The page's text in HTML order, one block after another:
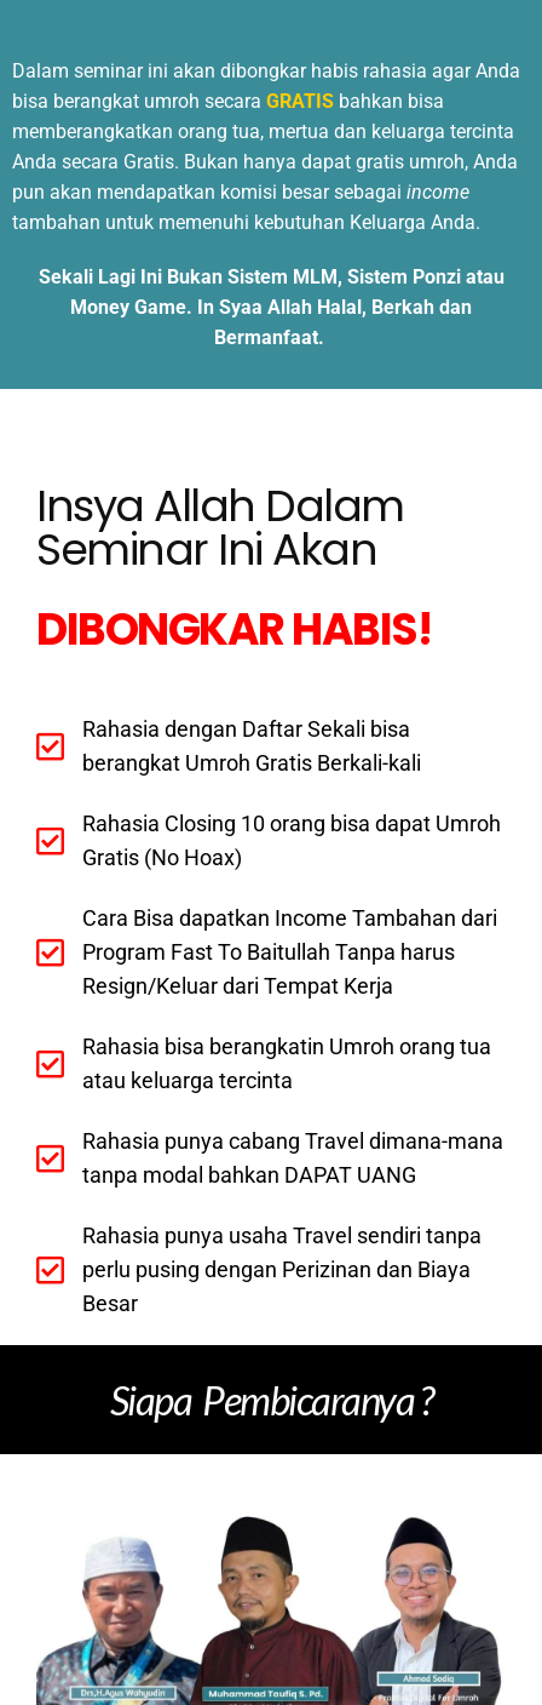
Dalam seminar ini akan dibongkar habis rahasia agar Anda
bisa berangkat umroh secara GRATIS bahkan bisa
memberangkatkan orang tua, mertua dan keluarga tercinta
Anda secara Gratis. Bukan hanya dapat gratis umroh, Anda
pun akan mendapatkan komisi besar sebagai income
tambahan untuk memenuhi kebutuhan Keluarga Anda.
Sekali Lagi Ini Bukan Sistem MLM, Sistem Ponzi atau
Money Game. In Syaa Allah Halal, Berkah dan
Bermanfaat.
Insya Allah Dalam
Seminar Ini Akan
DIBONGKAR HABIS!
Rahasia dengan Daftar Sekali bisa
berangkat Umroh Gratis Berkali-kali
Rahasia Closing 10 orang bisa dapat Umroh
Gratis (No Hoax)
Cara Bisa dapatkan Income Tambahan dari
Program Fast To Baitullah Tanpa harus
Resign/Keluar dari Tempat Kerja
Rahasia bisa berangkatin Umroh orang tua
atau keluarga tercinta
Rahasia punya cabang Travel dimana-mana
tanpa modal bahkan DAPAT UANG
Rahasia punya usaha Travel sendiri tanpa
perlu pusing dengan Perizinan dan Biaya
Besar
Siapa Pembicaranya ?